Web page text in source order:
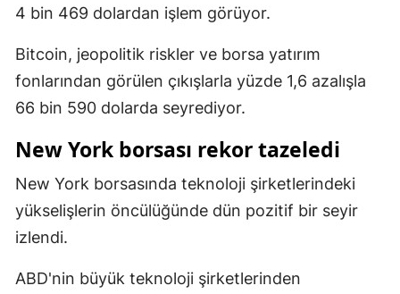
Kahramanmaraş
Mardin
Muğla
Nevşehir
Niğde
Rize
4 bin 469 dolardan işlem görüyor.
Bitcoin, jeopolitik riskler ve borsa yatırım
fonlarından görülen çıkışlarla yüzde 1,6 azalışla
66 bin 590 dolarda seyrediyor.
New York borsası rekor tazeledi
New York borsasında teknoloji şirketlerindeki
yükselişlerin öncülüğünde dün pozitif bir seyir
izlendi.
ABD'nin büyük teknoloji şirketlerinden